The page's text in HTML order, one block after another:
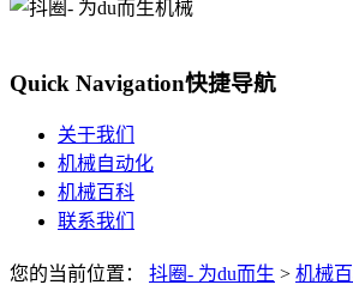
Quick Navigation快捷导航
关于我们
机械自动化
机械百科
联系我们
您的当前位置： 抖圈- 为du而生 > 机械